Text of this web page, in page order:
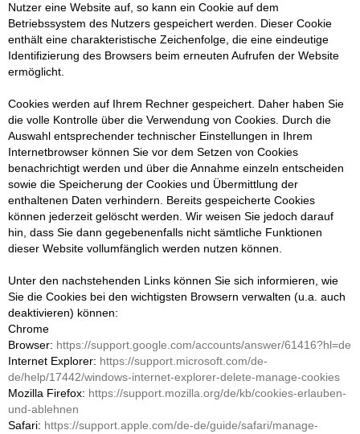
Nutzer eine Website auf, so kann ein Cookie auf dem
Betriebssystem des Nutzers gespeichert werden. Dieser Cookie
enthält eine charakteristische Zeichenfolge, die eine eindeutige
Identifizierung des Browsers beim erneuten Aufrufen der Website
ermöglicht.
Cookies werden auf Ihrem Rechner gespeichert. Daher haben Sie
die volle Kontrolle über die Verwendung von Cookies. Durch die
Auswahl entsprechender technischer Einstellungen in Ihrem
Internetbrowser können Sie vor dem Setzen von Cookies
benachrichtigt werden und über die Annahme einzeln entscheiden
sowie die Speicherung der Cookies und Übermittlung der
enthaltenen Daten verhindern. Bereits gespeicherte Cookies
können jederzeit gelöscht werden. Wir weisen Sie jedoch darauf
hin, dass Sie dann gegebenenfalls nicht sämtliche Funktionen
dieser Website vollumfänglich werden nutzen können.
Unter den nachstehenden Links können Sie sich informieren, wie
Sie die Cookies bei den wichtigsten Browsern verwalten (u.a. auch
deaktivieren) können:
Chrome
Browser: https://support.google.com/accounts/answer/61416?hl=de
Internet Explorer: https://support.microsoft.com/de-
de/help/17442/windows-internet-explorer-delete-manage-cookies
Mozilla Firefox: https://support.mozilla.org/de/kb/cookies-erlauben-
und-ablehnen
Safari: https://support.apple.com/de-de/guide/safari/manage-